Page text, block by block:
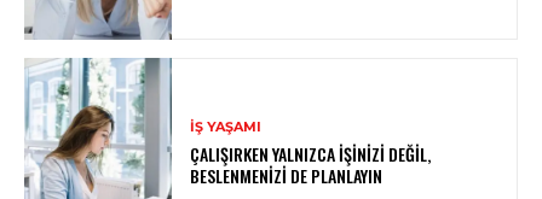
İŞ YAŞAMI
ÇALIŞIRKEN YALNIZCA İŞINIZI DEĞIL,
BESLENMENIZI DE PLANLAYIN